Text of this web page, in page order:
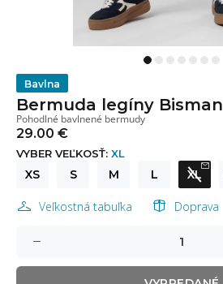
Bavlna
Bermuda legíny Bisman
Pohodlné bavlnené bermudy
29.00 €
VYBER VEĽKOSŤ: XL
XS S M L XL
Veľkostná tabuľka Doprava